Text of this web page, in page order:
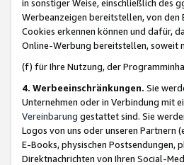
in sonstiger Weise, einschließlich des
Werbeanzeigen bereitstellen, von den
Cookies erkennen können und dafür,
Online-Werbung bereitstellen, soweit
(f) für Ihre Nutzung, der
4. Werbeeinschränkungen. Sie
Unternehmen oder in Verbindung mit
Vereinbarung gestattet sind. Sie
Logos von uns oder unseren Partnern
E-Books, physischen Postsendungen,
Direktnachrichten von Ihren Social-